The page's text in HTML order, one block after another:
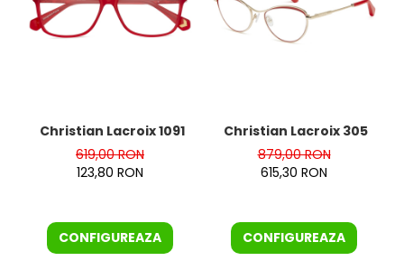
Christian Lacroix 1091-277
619,00 RON
123,80 RON
CONFIGUREAZA
Christian Lacroix 3056-
879,00 RON
615,30 RON
CONFIGUREAZA